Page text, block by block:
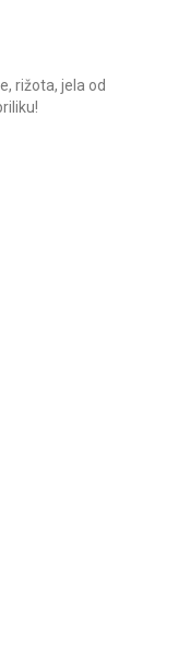
rižota, jela od